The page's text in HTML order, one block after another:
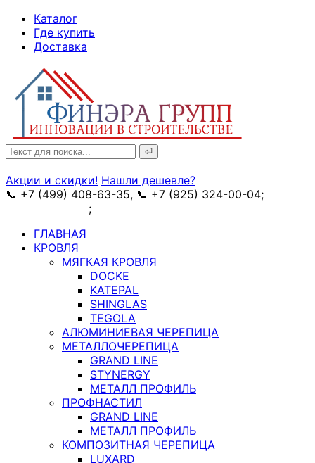
Skip
Content
Каталог
Где купить
Доставка
Search
for:
Акции и скидки! Нашли дешевле?
📞 +7 (499) 408-63-35, 📞 +7 (925) 324-00-04;
;
ГЛАВНАЯ
КРОВЛЯ
МЯГКАЯ КРОВЛЯ
DOCKE
KATEPAL
SHINGLAS
TEGOLA
АЛЮМИНИЕВАЯ ЧЕРЕПИЦА
МЕТАЛЛОЧЕРЕПИЦА
GRAND LINE
STYNERGY
МЕТАЛЛ ПРОФИЛЬ
ПРОФНАСТИЛ
GRAND LINE
МЕТАЛЛ ПРОФИЛЬ
КОМПОЗИТНАЯ ЧЕРЕПИЦА
LUXARD